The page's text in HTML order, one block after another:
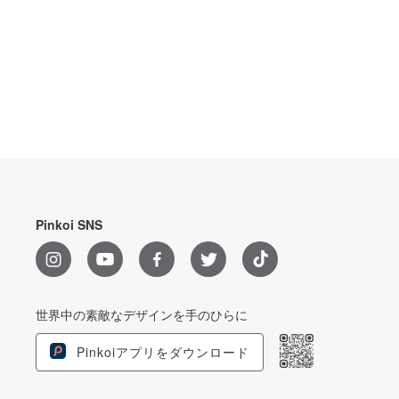
Pinkoi SNS
世界中の素敵なデザインを手のひらに
Pinkoiアプリをダウンロード